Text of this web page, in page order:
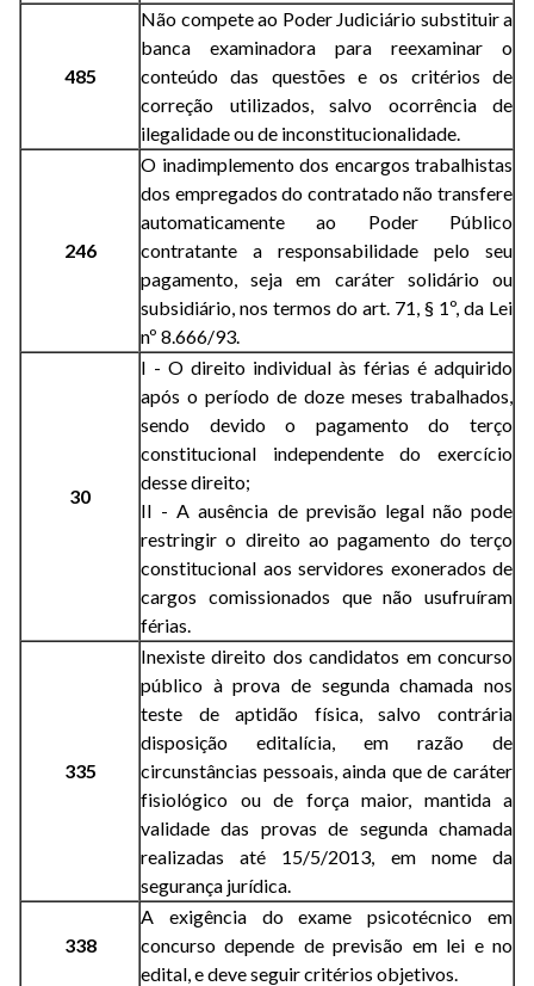
485
Não compete ao Poder Judiciário substituir a
banca examinadora para reexaminar o
conteúdo das questões e os critérios de
correção utilizados, salvo ocorrência de
ilegalidade ou de inconstitucionalidade.
246
O inadimplemento dos encargos trabalhistas
dos empregados do contratado não transfere
automaticamente ao Poder Público
contratante a responsabilidade pelo seu
pagamento, seja em caráter solidário ou
subsidiário, nos termos do art. 71, § 1º, da Lei
nº 8.666/93.
30
I - O direito individual às férias é adquirido
após o período de doze meses trabalhados,
sendo devido o pagamento do terço
constitucional independente do exercício
desse direito;
II - A ausência de previsão legal não pode
restringir o direito ao pagamento do terço
constitucional aos servidores exonerados de
cargos comissionados que não usufruíram
férias.
335
Inexiste direito dos candidatos em concurso
público à prova de segunda chamada nos
teste de aptidão física, salvo contrária
disposição editalícia, em razão de
circunstâncias pessoais, ainda que de caráter
fisiológico ou de força maior, mantida a
validade das provas de segunda chamada
realizadas até 15/5/2013, em nome da
segurança jurídica.
338
A exigência do exame psicotécnico em
concurso depende de previsão em lei e no
edital, e deve seguir critérios objetivos.